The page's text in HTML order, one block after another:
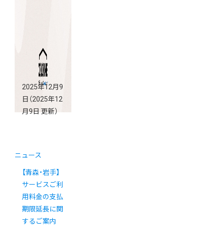
2025年12月9
日 （2025年12
月9日 更新）
ニュース
【青森・岩手】
サービスご利
用料金の支払
期限延長に関
するご案内